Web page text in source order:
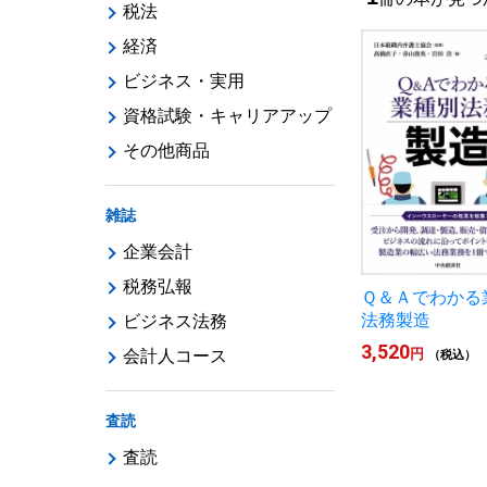
Ｑ＆Ａでわかる
法務製造
3,520円 （税込）
税法
経済
ビジネス・実用
資格試験・キャリアアップ
その他商品
雑誌
企業会計
税務弘報
ビジネス法務
会計人コース
査読
査読